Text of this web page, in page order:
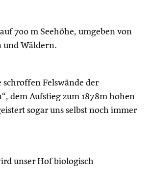
700 m Seehöhe, umgeben von
und Wäldern.
schroffen Felswände der
dem Aufstieg zum 1878m hohen
sogar uns selbst noch immer
unser Hof biologisch